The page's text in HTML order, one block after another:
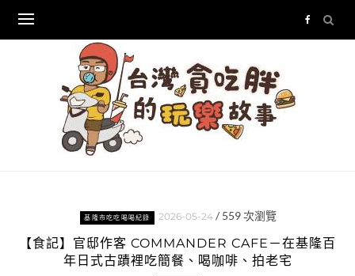
content
基隆市吃吃喝喝紀錄 2026-05-24 / 559次瀏覽
【食記】官邸作客 COMMANDER CAFE－在基隆百
年日式古蹟裡吃簡餐、喝咖啡、拍老宅